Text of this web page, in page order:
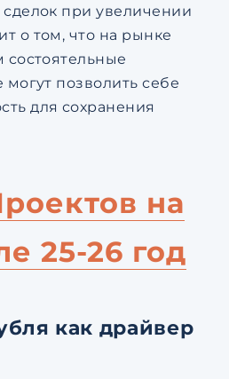
при увеличении
о том, что на рынке
состоятельные
могут позволить себе
для сохранения
на
25-26 год
как драйвер